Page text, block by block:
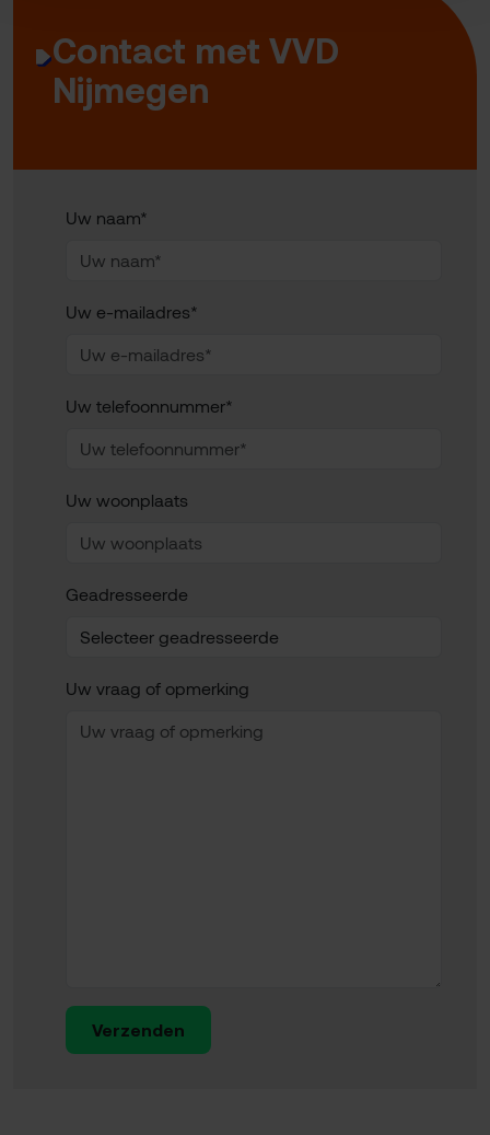
Contact met VVD
Nijmegen
Uw naam*
Uw e-mailadres*
Uw telefoonnummer*
Uw woonplaats
Geadresseerde
Uw vraag of opmerking
Verzenden